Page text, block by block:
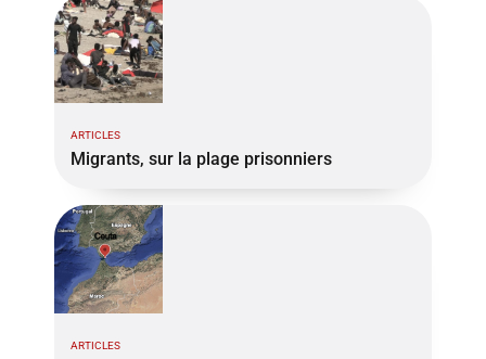
ARTICLES
Migrants, sur la plage prisonniers
ARTICLES